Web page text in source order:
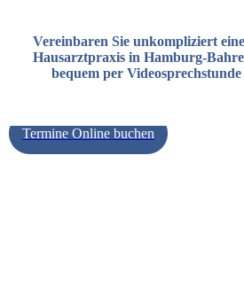
Vereinbaren Sie unkompliziert
Hausarztpraxis in Hamburg-
bequem per Videosprechstunde
Termine Online buchen